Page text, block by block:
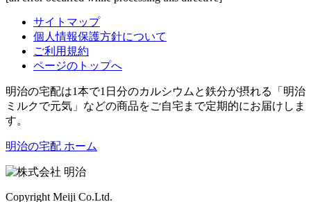
サイトマップ
個人情報保護方針について
ご利用規約
ページのトップへ
明治の宅配は1本で1日分のカルシウムと鉄分が摂れる「明治
ミルクで元気」などの商品をご自宅まで定期的にお届けしま
す。
明治の宅配 ホーム
Copyright Meiji Co.Ltd.